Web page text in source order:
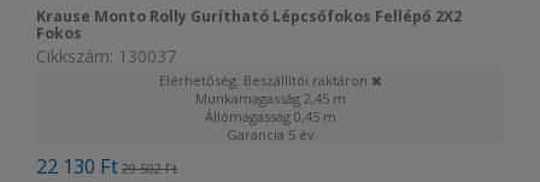
Krause Monto Rolly Gurítható Lépcsőfokos Fellépő 2X2
Fokos
Cikkszám: 130037
Elérhetőség: Beszállítói raktáron
Munkamagasság 2,45 m
Állómagasság 0,45 m
Garancia 5 év
22 130 Ft 29 502 Ft